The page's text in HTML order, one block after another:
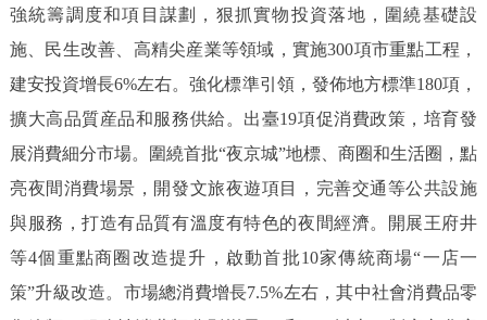
強統籌調度和項目謀劃，狠抓實物投資落地，圍繞基礎設
施、民生改善、高精尖産業等領域，實施300項市重點工程，
建安投資增長6%左右。強化標準引領，發佈地方標準180項，
擴大高品質産品和服務供給。出臺19項促消費政策，培育發
展消費細分市場。圍繞首批“夜京城”地標、商圈和生活圈，點
亮夜間消費場景，開發文旅夜遊項目，完善交通等公共設施
與服務，打造有品質有溫度有特色的夜間經濟。開展王府井
等4個重點商圈改造提升，啟動首批10家傳統商場“一店一
策”升級改造。市場總消費增長7.5%左右，其中社會消費品零